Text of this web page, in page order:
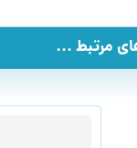
مرتبط ...